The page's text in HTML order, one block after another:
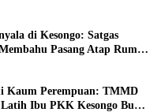
di Kesongo: Satgas
Pasang Atap Rumah
Kaum Perempuan: TMMD
Latih Ibu PKK Kesongo Buat